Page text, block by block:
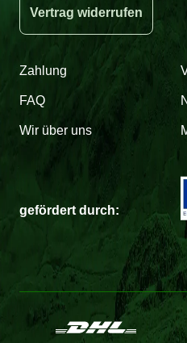
Vertrag widerrufen
Zahlung
FAQ
Wir über uns
gefördert durch: